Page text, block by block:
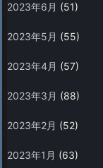
2023年6月 (51)
2023年5月 (55)
2023年4月 (57)
2023年3月 (88)
2023年2月 (52)
2023年1月 (63)